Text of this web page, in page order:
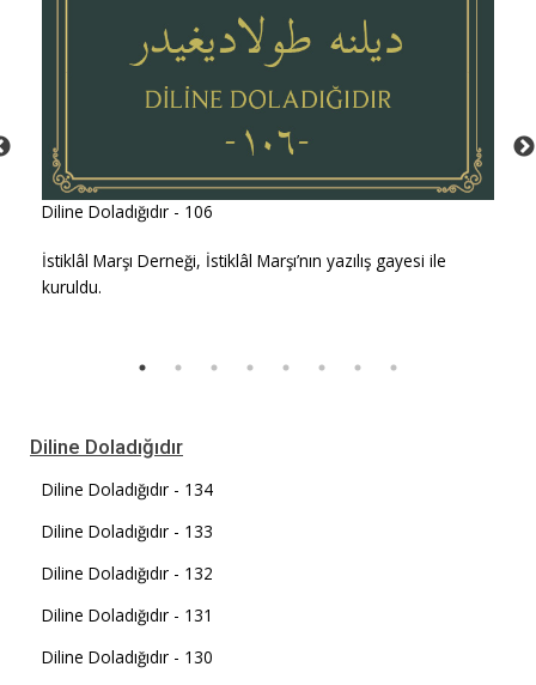
Diline Doladığıdır - 106
İstiklâl Marşı Derneği, İstiklâl Marşı’nın yazılış gayesi ile
kuruldu.
Diline Doladığıdır
Diline Doladığıdır - 134
Diline Doladığıdır - 133
Diline Doladığıdır - 132
Diline Doladığıdır - 131
Diline Doladığıdır - 130